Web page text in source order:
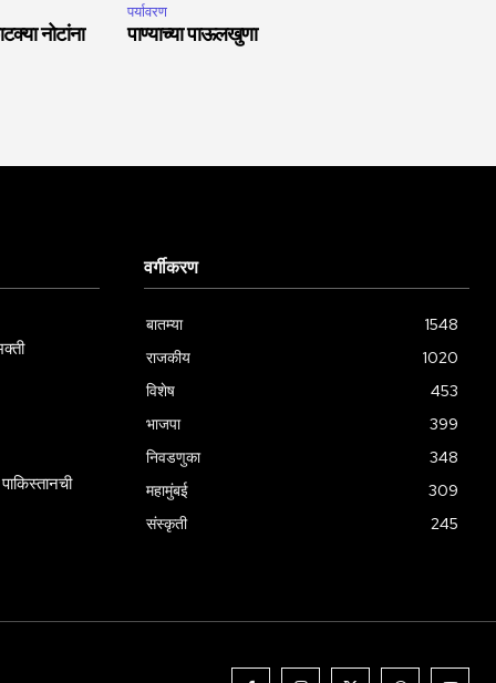
नोटांना
पर्यावरण
पाण्याच्या पाऊलखुणा
वर्गीकरण
बातम्या
1548
राजकीय
1020
विशेष
453
भाजपा
399
निवडणुका
348
महामुंबई
309
संस्कृती
245